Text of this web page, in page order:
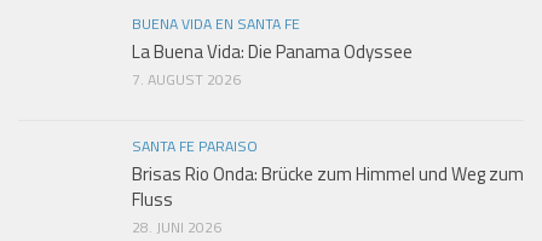
BUENA VIDA EN SANTA FE
La Buena Vida: Die Panama Odyssee
7. AUGUST 2026
SANTA FE PARAISO
Brisas Rio Onda: Brücke zum Himmel und Weg zum
Fluss
28. JUNI 2026